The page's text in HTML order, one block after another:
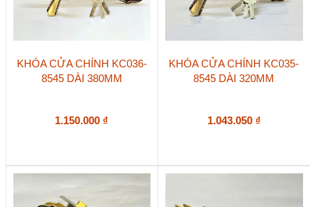
KHÓA CỬA CHÍNH KC036-
8545 DÀI 380MM
1.150.000 ₫
KHÓA CỬA CHÍNH KC035-
8545 DÀI 320MM
1.043.050 ₫